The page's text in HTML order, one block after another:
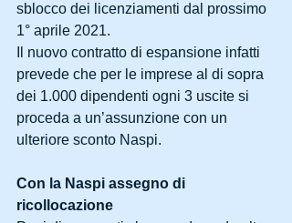
sblocco dei licenziamenti dal prossimo
1° aprile 2021.
Il nuovo contratto di espansione infatti
prevede che per le imprese al di sopra
dei 1.000 dipendenti ogni 3 uscite si
proceda a un’assunzione con un
ulteriore sconto Naspi.
Con la Naspi assegno di
ricollocazione